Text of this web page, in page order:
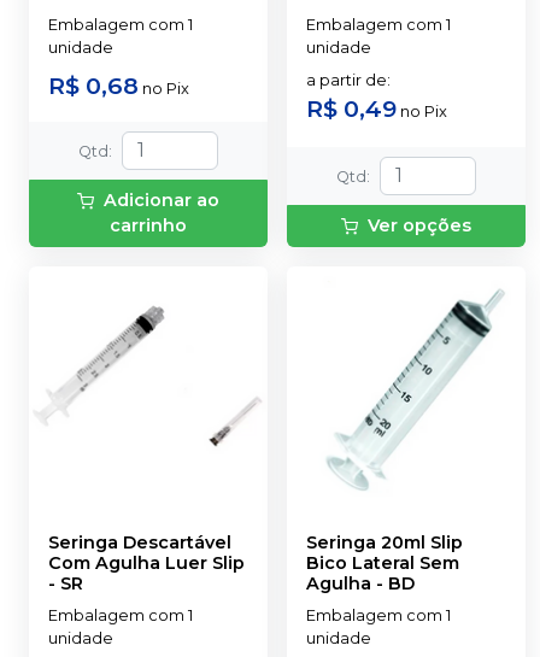
Embalagem com 1
unidade
R$ 0,68 no Pix
Qtd:
Adicionar ao
carrinho
DESCARPACK
Embalagem com 1
unidade
a partir de:
R$ 0,49 no Pix
Qtd:
Ver opções
Seringa Descartável
Com Agulha Luer Slip
- SR
Embalagem com 1
unidade
Seringa 20ml Slip
Bico Lateral Sem
Agulha - BD
Embalagem com 1
unidade